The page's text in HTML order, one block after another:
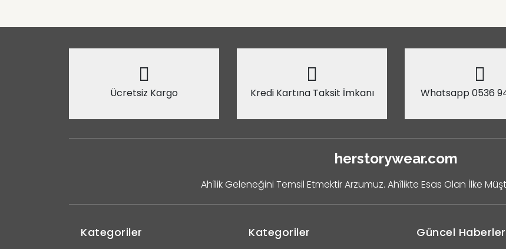
Ücretsiz Kargo Kredi Kartına Taksit İmkanı Whatsapp 0536
herstorywear.com
Ahîlik Geleneğini Temsil Etmektir Arzumuz. Ahîlikte Esas Olan İlke
Kategoriler Kategoriler Güncel Haberler